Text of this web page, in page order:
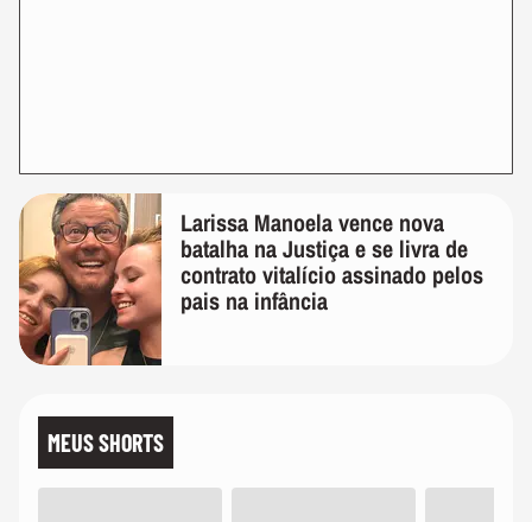
Larissa Manoela vence nova
batalha na Justiça e se livra de
contrato vitalício assinado pelos
pais na infância
MEUS SHORTS